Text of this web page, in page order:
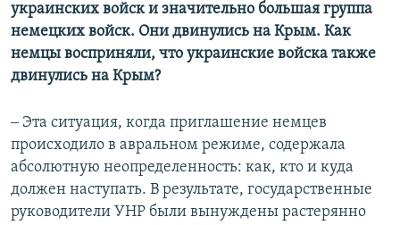
украинских войск и значительно большая группа
немецких войск. Они двинулись на Крым. Как
немцы восприняли, что украинские войска также
двинулись на Крым?
‒ Эта ситуация, когда приглашение немцев
происходило в авральном режиме, содержала
абсолютную неопределенность: как, кто и куда
должен наступать. В результате, государственные
руководители УНР были вынуждены растерянно